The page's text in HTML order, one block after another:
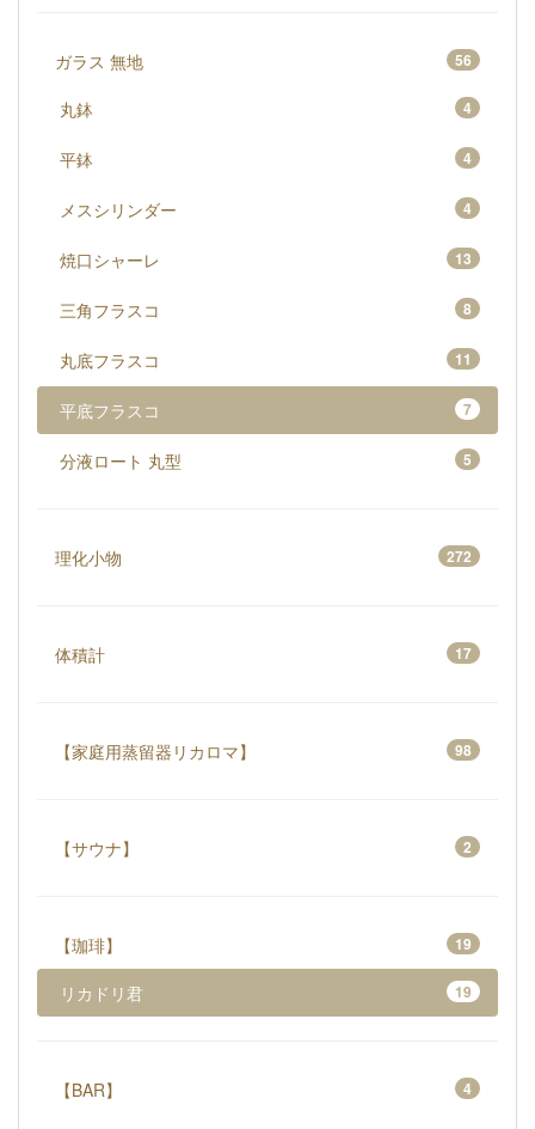
ガラス 無地 56
丸鉢 4
平鉢 4
メスシリンダー 4
焼口シャーレ 13
三角フラスコ 8
丸底フラスコ 11
平底フラスコ 7
分液ロート 丸型 5
理化小物 272
体積計 17
【家庭用蒸留器リカロマ】 98
【サウナ】 2
【珈琲】 19
リカドリ君 19
【BAR】 4